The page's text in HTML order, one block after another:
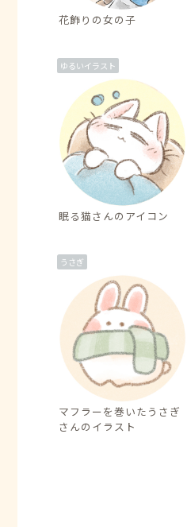
花飾りの女の子
ゆるいイラスト
眠る猫さんのアイコン
うさぎ
マフラーを巻いたうさぎ
さんのイラスト